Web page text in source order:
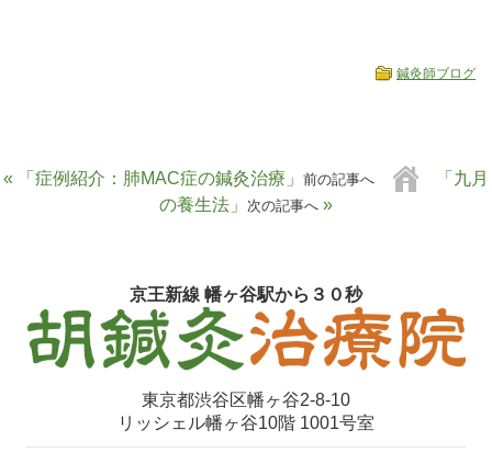
鍼灸師ブログ
« 「症例紹介：肺MAC症の鍼灸治療」 前の記事へ
「九月
の養生法」
次の記事へ »
京王新線 幡ヶ谷駅から３０秒
東京都渋谷区幡ヶ谷2-8-10
リッシェル幡ヶ谷10階 1001号室